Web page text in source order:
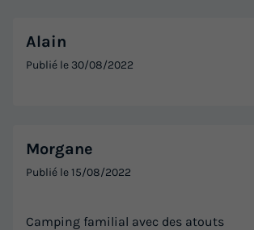
Alain
Publié le 30/08/2022
Morgane
Publié le15/08/2022
Camping familial avec des atouts